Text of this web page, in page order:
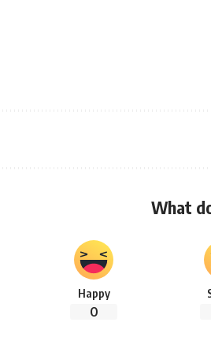
What
Happy
0